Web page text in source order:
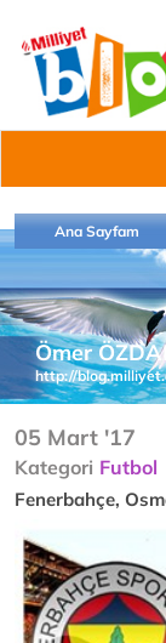
Ana Sayfam
Ömer
http://
05 Mart '17
Kategori Futbol
Fenerbahçe,